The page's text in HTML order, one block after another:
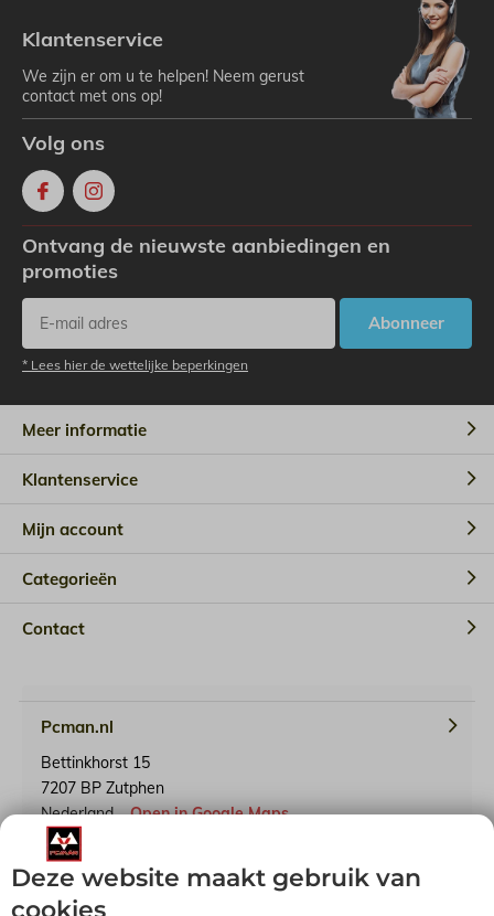
Klantenservice
We zijn er om u te helpen! Neem gerust
contact met ons op!
Volg ons
Ontvang de nieuwste aanbiedingen en
promoties
Abonneer
* Lees hier de wettelijke beperkingen
Meer informatie
Klantenservice
Mijn account
Categorieën
Contact
Pcman.nl
Bettinkhorst 15
7207 BP Zutphen
Nederland
Open in Google Maps
KvK-nummer: 65241614
BTW-identificatienummer: NL001791739B90
Deze website maakt gebruik van
cookies